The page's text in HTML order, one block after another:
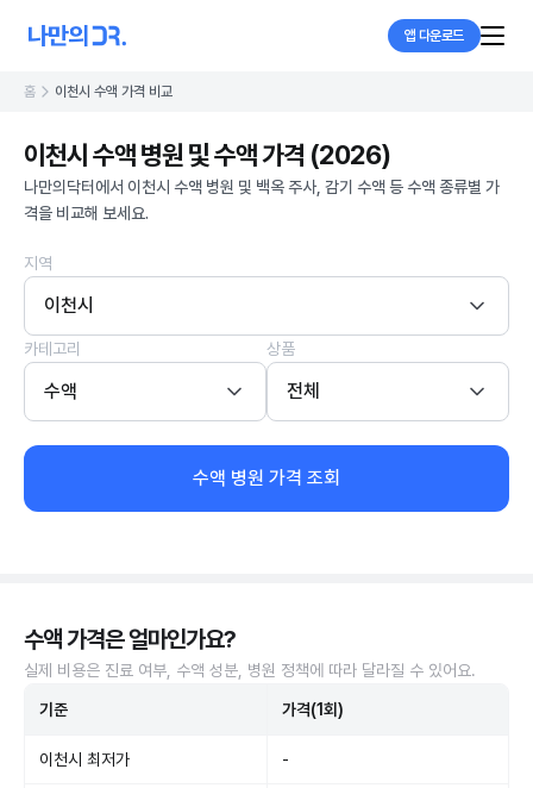
앱 다운로드
홈 이천시 수액 가격 비교
이천시 수액 병원 및 수액 가격 (2026)
나만의닥터에서 이천시 수액 병원 및 백옥 주사, 감기 수액 등 수액 종류별 가
격을 비교해 보세요.
지역
이천시
카테고리
수액
상품
전체
수액 병원 가격 조회
수액 가격은 얼마인가요?
실제 비용은 진료 여부, 수액 성분, 병원 정책에 따라 달라질 수 있어요.
기준 가격(1회)
이천시 최저가 -